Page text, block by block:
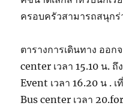
ครอบครัวสามารถสนุกร่
ตารางการเดินทาง ออ
center เวลา 15.10 น.
Event เวลา 16.20 น .
Bus center เวลา